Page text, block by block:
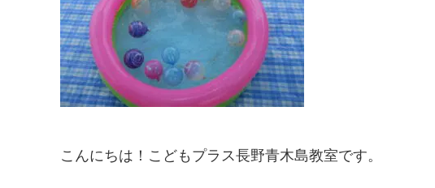
こんにちは！こどもプラス長野青木島教室です。